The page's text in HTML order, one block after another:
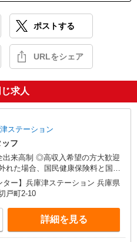
ポストする
URLをシェア
求人
ステーション
フ
出来高制 ◎高収入希望の方大歓迎
れた場合、国民健康保険料と国民
助成。 お気軽にお問い合わせくだ
償／月額130,000円 ※収入補償期
修（13日間）終了後日当あり ◆
！働いた分はしっかり稼げます◎
ター】兵庫津ステーション 兵庫県
戸町2-10
詳細を見る